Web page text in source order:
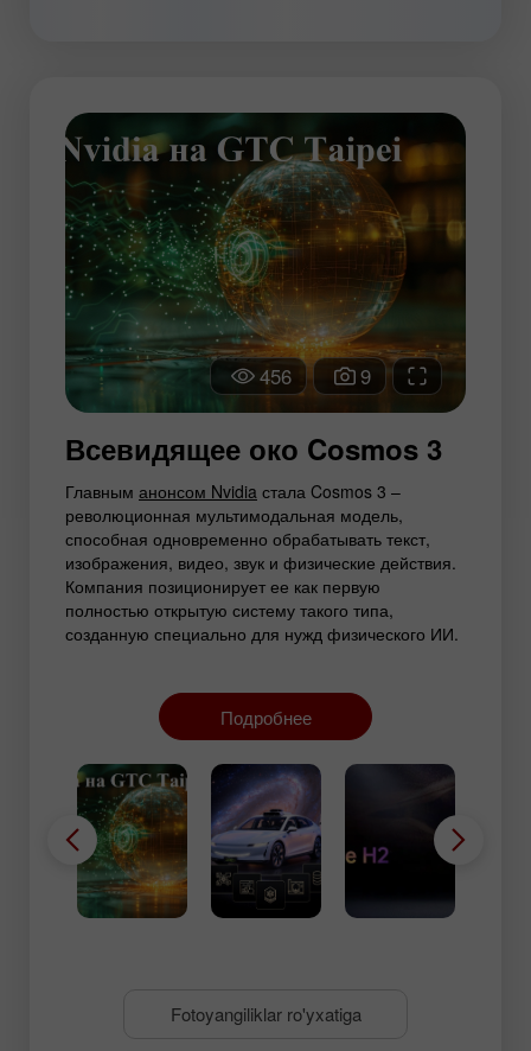
456 9
Всевидящее око Cosmos 3
Главным анонсом Nvidia стала Cosmos 3 –
революционная мультимодальная модель,
способная одновременно обрабатывать текст,
изображения, видео, звук и физические действия.
Компания позиционирует ее как первую
полностью открытую систему такого типа,
созданную специально для нужд физического ИИ.
мира. Нейросеть распознает законы гравитации,
движения и взаимодействия объектов, становясь
поколения роботов и беспилотных автомобилей,
которые должны безопасно сосуществовать с
человеком в реальном пространстве.
Подробнее
Fotoyangiliklar ro'yxatiga